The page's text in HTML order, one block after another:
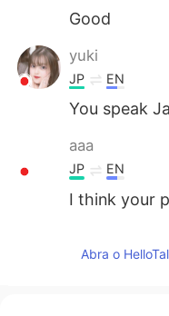
Good
yuki
JP EN
You speak
aaa
JP EN
I think your
Abra o